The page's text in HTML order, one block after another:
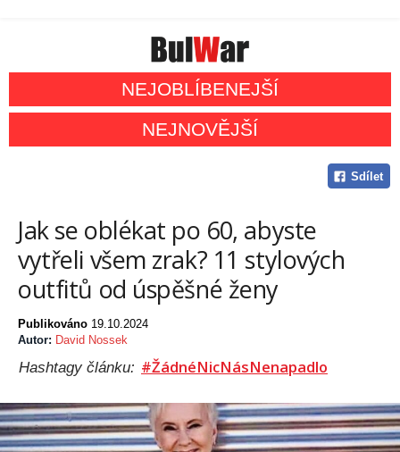
NEJOBLÍBENEJŠÍ
NEJNOVĚJŠÍ
Sdílet
Jak se oblékat po 60, abyste
vytřeli všem zrak? 11 stylových
outfitů od úspěšné ženy
Publikováno 19.10.2024
Autor: David Nossek
Hashtagy článku: #ŽádnéNicNásNenapadlo